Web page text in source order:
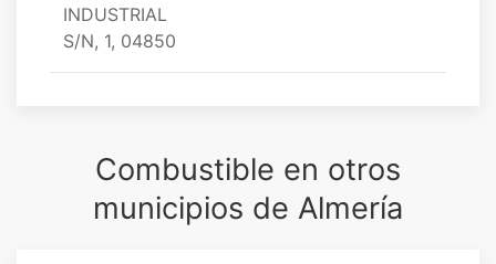
INDUSTRIAL
S/N, 1, 04850
Combustible en otros
municipios de Almería